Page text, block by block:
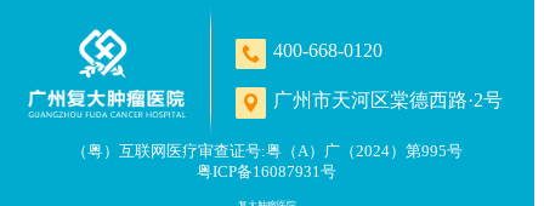
400-668-0120
广州市天河区棠德西路·2号
（粤）互联网医疗审查证号:粤（A）广（2024）第995号
粤ICP备16087931号